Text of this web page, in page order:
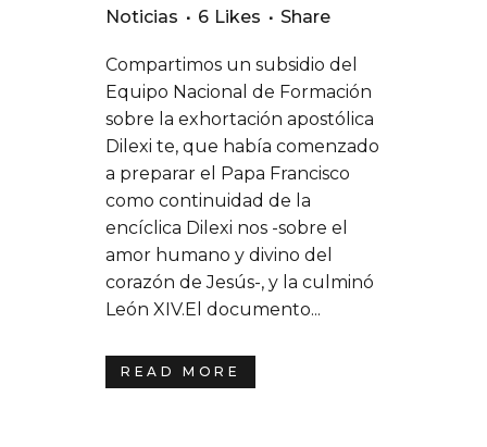
Noticias
6 Likes Share
Compartimos un subsidio del
Equipo Nacional de Formación
sobre la exhortación apostólica
Dilexi te, que había comenzado
a preparar el Papa Francisco
como continuidad de la
encíclica Dilexi nos -sobre el
amor humano y divino del
corazón de Jesús-, y la culminó
León XIV.El documento...
READ MORE